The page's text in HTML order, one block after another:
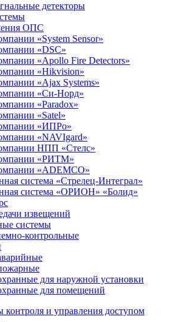
детекторы
ОПС
«System Sensor»
«DSC»
«Apollo Fire Detectors»
«Hikvision»
«Ajax Systems»
«Си-Норд»
«Paradox»
«Satel»
«ИПРо»
«NAVIgard»
НПП «Стелс»
«РИТМ»
«ADEMCO»
система «Стрелец-Интеграл»
система «ОРИОН» «Болид»
извещений
системы
контрольные
для наружной установки
для помещений
контроля и управления доступом